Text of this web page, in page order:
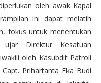
oleh awak Kapal
ini dapat melatih
fokus untuk menentukan
Direktur Kesatuan
oleh Kasubdit Patroli
Prihartanta Eka Budi